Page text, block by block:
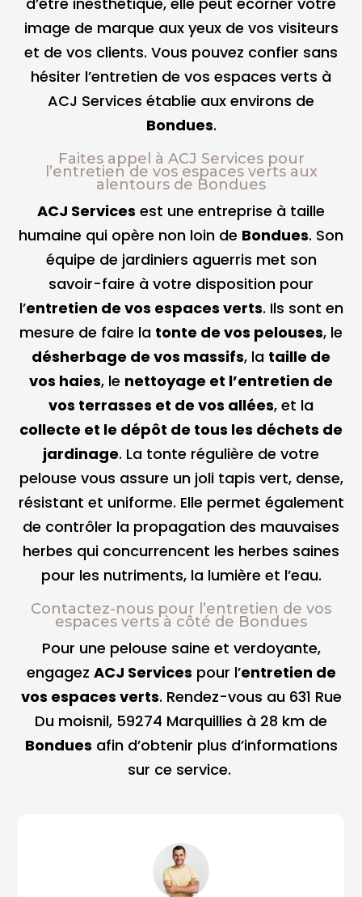
image de marque aux yeux de vos visiteurs
et de vos clients. Vous pouvez confier sans
hésiter l’entretien de vos espaces verts à
ACJ Services établie aux environs de
Bondues.
Faites appel à ACJ Services pour
l’entretien de vos espaces verts aux
alentours de Bondues
ACJ Services est une entreprise à taille
humaine qui opère non loin de Bondues. Son
équipe de jardiniers aguerris met son
savoir-faire à votre disposition pour
l’entretien de vos espaces verts. Ils sont en
mesure de faire la tonte de vos pelouses, le
désherbage de vos massifs, la taille de
vos haies, le nettoyage et l’entretien de
vos terrasses et de vos allées, et la
collecte et le dépôt de tous les déchets de
jardinage. La tonte régulière de votre
pelouse vous assure un joli tapis vert, dense,
résistant et uniforme. Elle permet également
de contrôler la propagation des mauvaises
herbes qui concurrencent les herbes saines
pour les nutriments, la lumière et l’eau.
Contactez-nous pour l’entretien de vos
espaces verts à côté de Bondues
Pour une pelouse saine et verdoyante,
engagez ACJ Services pour l’entretien de
vos espaces verts. Rendez-vous au 631 Rue
Du moisnil, 59274 Marquillies à 28 km de
Bondues afin d’obtenir plus d’informations
sur ce service.